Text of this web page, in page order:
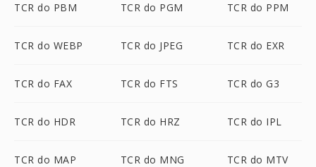
TCR do PBM TCR do PGM TCR do PPM
TCR do WEBP TCR do JPEG TCR do EXR
TCR do FAX TCR do FTS TCR do G3
TCR do HDR TCR do HRZ TCR do IPL
TCR do MAP TCR do MNG TCR do MTV